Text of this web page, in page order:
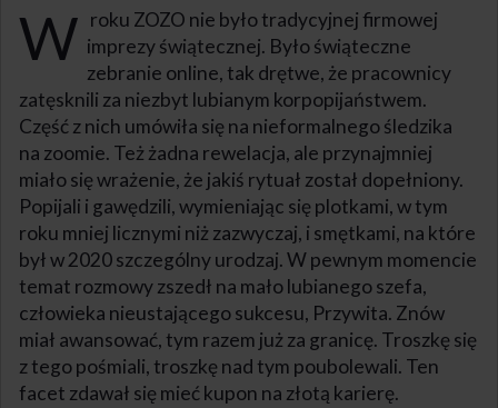
W roku ZOZO nie było tradycyjnej firmowej
imprezy świątecznej. Było świąteczne
zebranie online, tak drętwe, że pracownicy
zatęsknili za niezbyt lubianym korpopijaństwem.
Część z nich umówiła się na nieformalnego śledzika
na zoomie. Też żadna rewelacja, ale przynajmniej
miało się wrażenie, że jakiś rytuał został dopełniony.
Popijali i gawędzili, wymieniając się plotkami, w tym
roku mniej licznymi niż zazwyczaj, i smętkami, na które
był w 2020 szczególny urodzaj. W pewnym momencie
temat rozmowy zszedł na mało lubianego szefa,
człowieka nieustającego sukcesu, Przywita. Znów
miał awansować, tym razem już za granicę. Troszkę się
z tego pośmiali, troszkę nad tym poubolewali. Ten
facet zdawał się mieć kupon na złotą karierę.